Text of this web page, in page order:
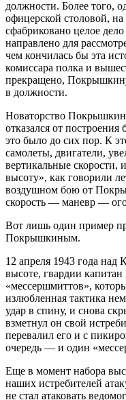
должности. Более того,
офицерской столовой,
сфабриковано целое
направлено для
чем кончилась бы эта
комиссара полка и
прекращено,
в должности.
Новаторство
отказался от построения
это было до сих пор. К
самолеты, двигатели,
вертикальные скорости,
высоту», как говорили
воздушном бою от
скорость — маневр —
Вот лишь один пример
Покрышкиным.
12 апреля 1943 года над
высоте, гвардии
«мессершмиттов»,
излюбленная тактика
удар в спину, и снова
взметнул он свой
перевалил его и с
очередь — и один
Еще в момент набора
наших истребителей
не стал атаковать